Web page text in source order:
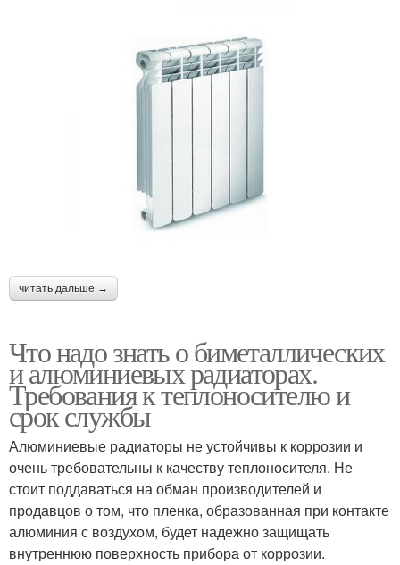
читать дальше →
Что надо знать о биметаллических
и алюминиевых радиаторах.
Требования к теплоносителю и
срок службы
Алюминиевые радиаторы не устойчивы к коррозии и
очень требовательны к качеству теплоносителя. Не
стоит поддаваться на обман производителей и
продавцов о том, что пленка, образованная при контакте
алюминия с воздухом, будет надежно защищать
внутреннюю поверхность прибора от коррозии.